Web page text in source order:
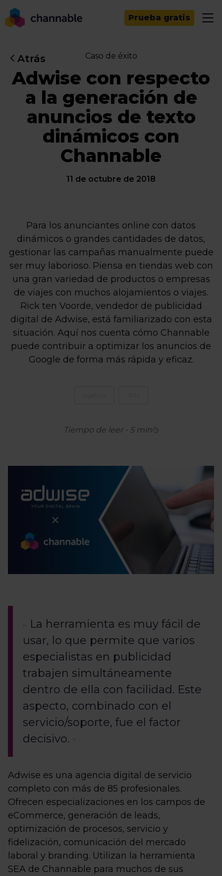
Prueba gratis
Atrás Caso de éxito
Adwise con respecto
a la generación de
anuncios de texto
dinámicos con
Channable
11 de octubre de 2018
Para los anunciantes online con datos
dinámicos o grandes cantidades de datos,
gestionar las campañas manualmente puede
ser muy laborioso. Piensa en tiendas web con
una gran variedad de productos o empresas
de viajes con muchos alojamientos o viajes.
Rick ten Voorde, vendedor de publicidad
digital de Adwise, está familiarizado con esta
situación. Aquí nos cuenta cómo Channable
puede contribuir a optimizar los anuncios de
Google de forma más rápida y eficaz.
Tiempo de leer- 5min
La herramienta es muy fácil de
usar, lo que permite que varios
especialistas en publicidad
trabajen simultáneamente
dentro de ella con facilidad. Este
aspecto, combinado con el
servicio/soporte, fue el factor
decisivo.
Adwise es una agencia digital de servicio
completo con más de 85 profesionales.
Ofrecen especializaciones en los campos de
eCommerce, generación de leads,
optimización de procesos, servicio y
fidelización, comunicación del mercado
laboral y branding. Utilizan la herramienta
SEA de Channable para muchos de sus